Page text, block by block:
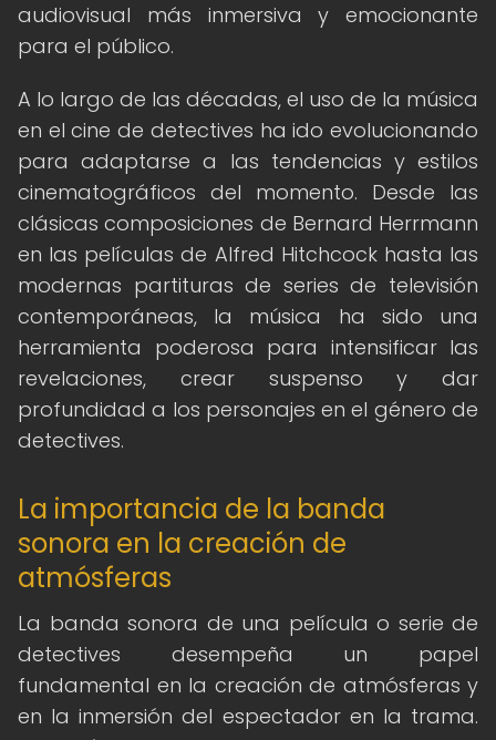
audiovisual más inmersiva y emocionante
para el público.
A lo largo de las décadas, el uso de la música
en el cine de detectives ha ido evolucionando
para adaptarse a las tendencias y estilos
cinematográficos del momento. Desde las
clásicas composiciones de Bernard Herrmann
en las películas de Alfred Hitchcock hasta las
modernas partituras de series de televisión
contemporáneas, la música ha sido una
herramienta poderosa para intensificar las
revelaciones, crear suspenso y dar
profundidad a los personajes en el género de
detectives.
La importancia de la banda
sonora en la creación de
atmósferas
La banda sonora de una película o serie de
detectives desempeña un papel
fundamental en la creación de atmósferas y
en la inmersión del espectador en la trama.